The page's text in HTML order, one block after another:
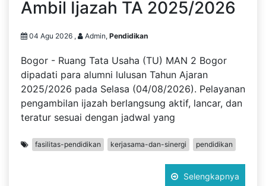
Ambil Ijazah TA 2025/2026
04 Agu 2026 , Admin, Pendidikan
Bogor - Ruang Tata Usaha (TU) MAN 2 Bogor
dipadati para alumni lulusan Tahun Ajaran
2025/2026 pada Selasa (04/08/2026). Pelayanan
pengambilan ijazah berlangsung aktif, lancar, dan
teratur sesuai dengan jadwal yang
fasilitas-pendidikan kerjasama-dan-sinergi pendidikan
Selengkapnya